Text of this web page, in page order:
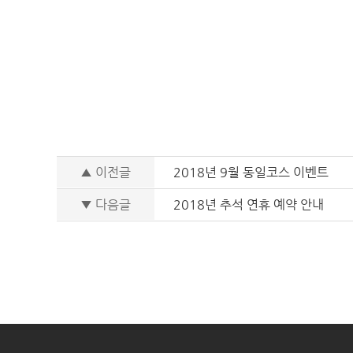
▲ 이전글 2018년 9월 동일코스 이벤트
▼ 다음글 2018년 추석 연휴 예약 안내